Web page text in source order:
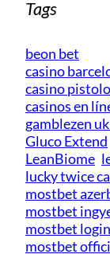
Tags
beon bet
casino
casino pistolo
casinos en
gamblezen
Gluco Extend
LeanBiome
lucky twice
mostbet
mostbet
mostbet login
mostbet